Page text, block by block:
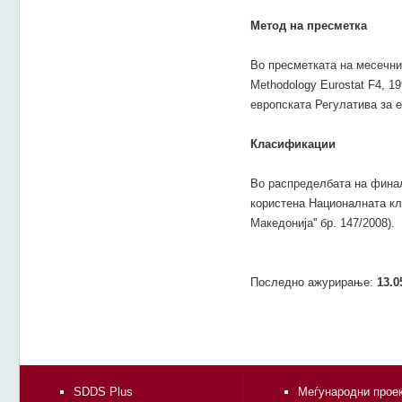
Метод на пресметка
Во пресметката на
Methodology Eurostat F4,
европската Регулатива за
Класификации
Во распределбата на
користена Националната
Македонија'' бр. 147/2008).
Последно ажурирање:
SDDS Plus Меѓународни